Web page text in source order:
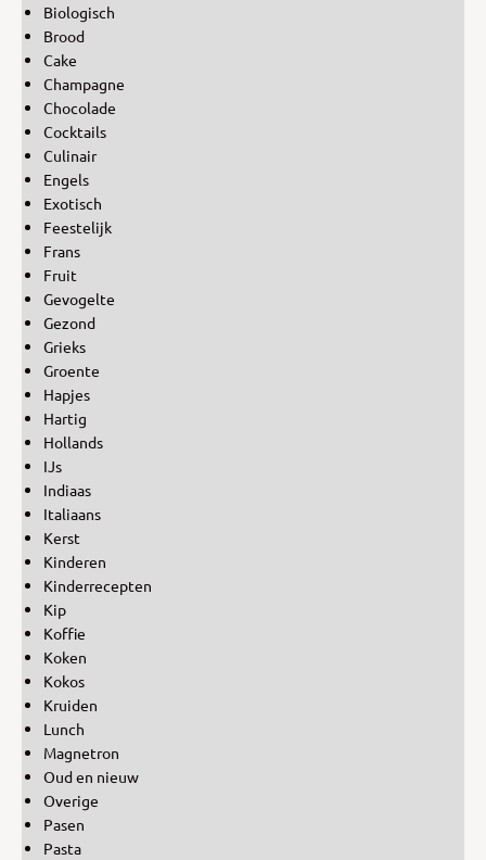
Biologisch
Brood
Cake
Champagne
Chocolade
Cocktails
Culinair
Engels
Exotisch
Feestelijk
Frans
Fruit
Gevogelte
Gezond
Grieks
Groente
Hapjes
Hartig
Hollands
IJs
Indiaas
Italiaans
Kerst
Kinderen
Kinderrecepten
Kip
Koffie
Koken
Kokos
Kruiden
Lunch
Magnetron
Oud en nieuw
Overige
Pasen
Pasta